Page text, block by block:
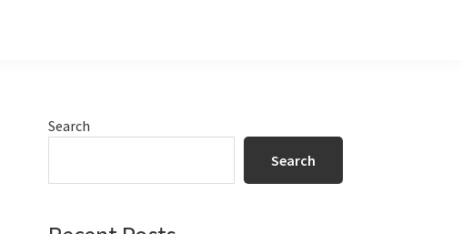
Primary
Search
Search